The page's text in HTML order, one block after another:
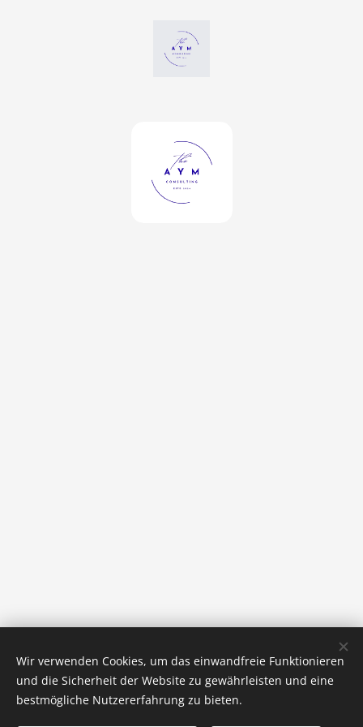
Wir verwenden Cookies, um das einwandfreie Funktionieren
und die Sicherheit der Website zu gewährleisten und eine
bestmögliche Nutzererfahrung zu bieten.